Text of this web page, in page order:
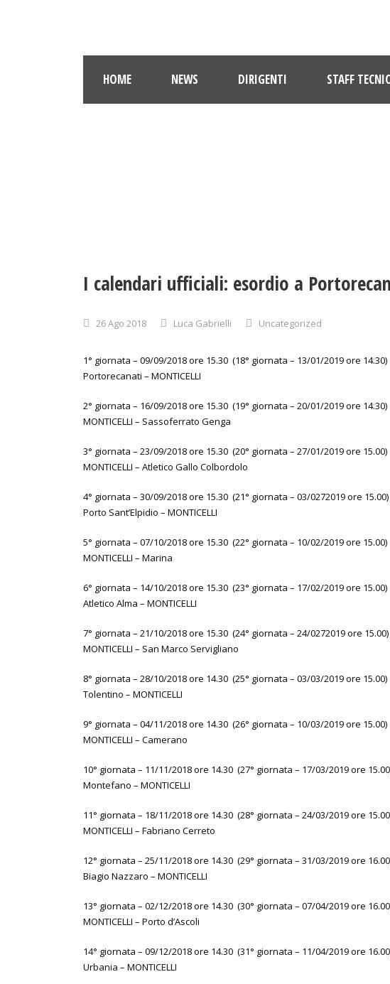
HOME NEWS DIRIGENTI STAFF
I calendari ufficiali: esordio a
26 Ago 2018 Luca Gabrielli Uncategorized
1° giornata – 09/09/2018 ore 15.30 (18° giornata – 13/01/2019 ore 14.30)
Portorecanati – MONTICELLI
2° giornata – 16/09/2018 ore 15.30 (19° giornata – 20/01/2019 ore 14.30)
MONTICELLI – Sassoferrato Genga
3° giornata – 23/09/2018 ore 15.30 (20° giornata – 27/01/2019 ore 15.00)
MONTICELLI – Atletico Gallo Colbordolo
4° giornata – 30/09/2018 ore 15.30 (21° giornata – 03/0272019 ore 15.00)
Porto Sant’Elpidio – MONTICELLI
5° giornata – 07/10/2018 ore 15.30 (22° giornata – 10/02/2019 ore 15.00)
MONTICELLI – Marina
6° giornata – 14/10/2018 ore 15.30 (23° giornata – 17/02/2019 ore 15.00)
Atletico Alma – MONTICELLI
7° giornata – 21/10/2018 ore 15.30 (24° giornata – 24/0272019 ore 15.00)
MONTICELLI – San Marco Servigliano
8° giornata – 28/10/2018 ore 14.30 (25° giornata – 03/03/2019 ore 15.00)
Tolentino – MONTICELLI
9° giornata – 04/11/2018 ore 14.30 (26° giornata – 10/03/2019 ore 15.00)
MONTICELLI – Camerano
10° giornata – 11/11/2018 ore 14.30 (27° giornata – 17/03/2019 ore
Montefano – MONTICELLI
11° giornata – 18/11/2018 ore 14.30 (28° giornata – 24/03/2019 ore
MONTICELLI – Fabriano Cerreto
12° giornata – 25/11/2018 ore 14.30 (29° giornata – 31/03/2019 ore
Biagio Nazzaro – MONTICELLI
13° giornata – 02/12/2018 ore 14.30 (30° giornata – 07/04/2019 ore
MONTICELLI – Porto d’Ascoli
14° giornata – 09/12/2018 ore 14.30 (31° giornata – 11/04/2019 ore
Urbania – MONTICELLI